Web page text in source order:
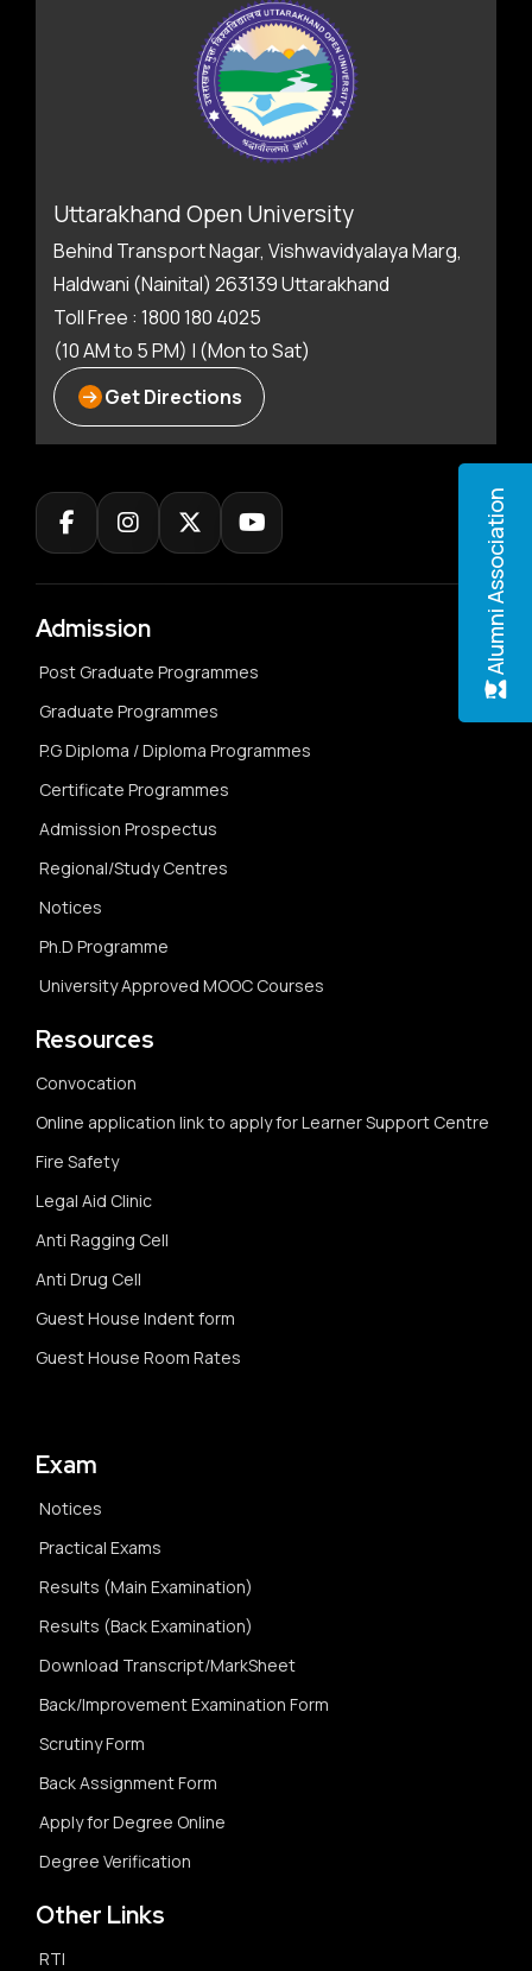
Alumni Association
Uttarakhand Open University
Behind Transport Nagar, Vishwavidyalaya Marg,
Haldwani (Nainital) 263139 Uttarakhand
Toll Free : 1800 180 4025
(10 AM to 5 PM) | (Mon to Sat)
Get Directions
Admission
Post Graduate Programmes
Graduate Programmes
P.G Diploma / Diploma Programmes
Certificate Programmes
Admission Prospectus
Regional/Study Centres
Notices
Ph.D Programme
University Approved MOOC Courses
Resources
Convocation
Online application link to apply for Learner Support Centre
Fire Safety
Legal Aid Clinic
Anti Ragging Cell
Anti Drug Cell
Guest House Indent form
Guest House Room Rates
Exam
Notices
Practical Exams
Results (Main Examination)
Results (Back Examination)
Download Transcript/MarkSheet
Back/Improvement Examination Form
Scrutiny Form
Back Assignment Form
Apply for Degree Online
Degree Verification
Other Links
RTI